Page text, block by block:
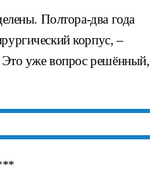
Полтора-два года
корпус, –
Это уже вопрос решённый,